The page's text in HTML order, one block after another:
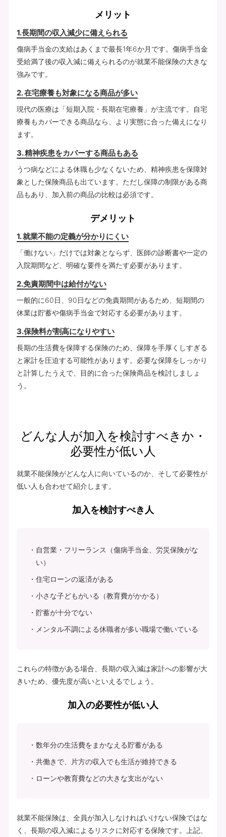
メリット
1.長期間の収入減少に備えられる
傷病手当金の支給はあくまで最長1年6か月です。傷病手当金
受給満了後の収入減に備えられるのが就業不能保険の大きな
強みです。
2. 在宅療養も対象になる商品が多い
現代の医療は「短期入院・長期在宅療養」が主流です。自宅
療養もカバーできる商品なら、より実態に合った備えになり
ます。
3. 精神疾患をカバーする商品もある
うつ病などによる休職も少なくないため、精神疾患を保障対
象とした保険商品も出ています。ただし保障の制限がある商
品もあり、加入前の商品の比較は必須です。
デメリット
1. 就業不能の定義が分かりにくい
「働けない」だけでは対象とならず、医師の診断書や一定の
入院期間など、明確な要件を満たす必要があります。
2.免責期間中は給付がない
一般的に60日、90日などの免責期間があるため、短期間の
休業は貯蓄や傷病手当金で対応する必要があります。
3.保険料が割高になりやすい
長期の生活費を保障する保険のため、保障を手厚くしすぎる
と家計を圧迫する可能性があります。必要な保障をしっかり
と計算したうえで、目的に合った保険商品を検討しましょ
う。
どんな人が加入を検討すべきか・
必要性が低い人
就業不能保険がどんな人に向いているのか、そして必要性が
低い人も合わせて紹介します。
加入を検討すべき人
自営業・フリーランス（傷病手当金、労災保険がな
い）
住宅ローンの返済がある
小さな子どもがいる（教育費がかかる）
貯蓄が十分でない
メンタル不調による休職者が多い職場で働いている
これらの特徴がある場合、長期の収入減は家計への影響が大
きいため、優先度が高いといえるでしょう。
加入の必要性が低い人
数年分の生活費をまかなえる貯蓄がある
共働きで、片方の収入でも生活が維持できる
ローンや教育費などの大きな支出がない
就業不能保険は、全員が加入しなければいけない保険ではな
く、長期の収入減によるリスクに対応する保険です。上記、